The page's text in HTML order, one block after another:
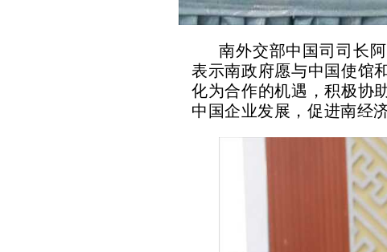
南外交部中国司司长
表示南政府愿与中国使馆
化为合作的机遇，积极协
中国企业发展，促进南经